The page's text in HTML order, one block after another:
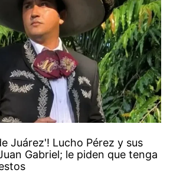
Juárez'! Lucho Pérez y sus
Gabriel; le piden que tenga